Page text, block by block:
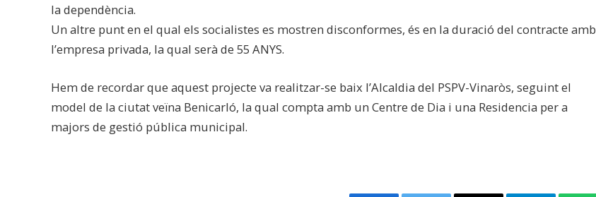
la dependència.
Un altre punt en el qual els socialistes es mostren disconformes, és en la duració del contracte amb
l’empresa privada, la qual serà de 55 ANYS.
Hem de recordar que aquest projecte va realitzar-se baix l’Alcaldia del PSPV-Vinaròs, seguint el
model de la ciutat veïna Benicarló, la qual compta amb un Centre de Dia i una Residencia per a
majors de gestió pública municipal.